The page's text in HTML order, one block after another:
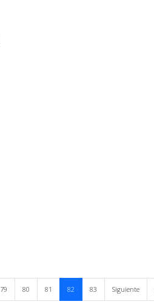
79 80 81 82 83 Siguiente